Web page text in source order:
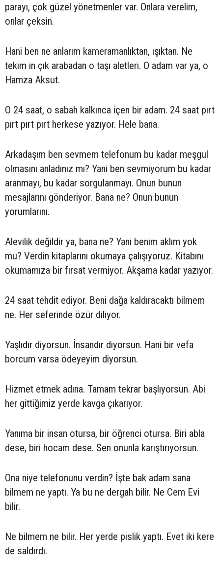
parayı, çok güzel yönetmenler var. Onlara verelim,
onlar çeksin.
Hani ben ne anlarım kameramanlıktan, ışıktan. Ne
tekim in çık arabadan o taşı aletleri. O adam var ya, o
Hamza Aksut.
O 24 saat, o sabah kalkınca içen bir adam. 24 saat pırt
pırt pırt pırt herkese yazıyor. Hele bana.
Arkadaşım ben sevmem telefonum bu kadar meşgul
olmasını anladınız mı? Yani ben sevmiyorum bu kadar
aranmayı, bu kadar sorgulanmayı. Onun bunun
mesajlarını gönderiyor. Bana ne? Onun bunun
yorumlarını.
Alevilik değildir ya, bana ne? Yani benim aklım yok
mu? Verdin kitaplarını okumaya çalışıyoruz. Kitabını
okumamıza bir fırsat vermiyor. Akşama kadar yazıyor.
24 saat tehdit ediyor. Beni dağa kaldıracaktı bilmem
ne. Her seferinde özür diliyor.
Yaşlıdır diyorsun. İnsandır diyorsun. Hani bir vefa
borcum varsa ödeyeyim diyorsun.
Hizmet etmek adına. Tamam tekrar başlıyorsun. Abi
her gittiğimiz yerde kavga çıkarıyor.
Yanıma bir insan otursa, bir öğrenci otursa. Biri abla
dese, biri hocam dese. Sen onunla karıştırıyorsun.
Ona niye telefonunu verdin? İşte bak adam sana
bilmem ne yaptı. Ya bu ne dergah bilir. Ne Cem Evi
bilir.
Ne bilmem ne bilir. Her yerde pislik yaptı. Evet iki kere
de saldırdı.